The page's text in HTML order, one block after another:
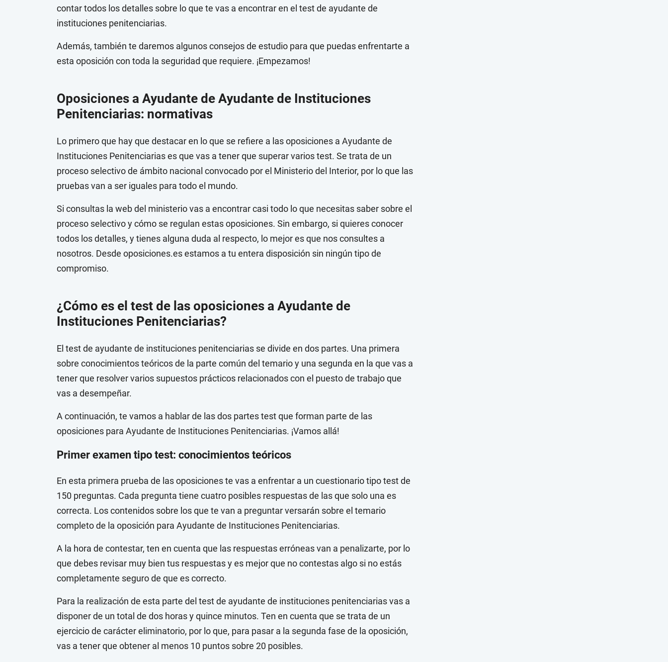
contar todos los detalles sobre lo que te vas a encontrar en el test de ayudante de
instituciones penitenciarias.
Además, también te daremos algunos consejos de estudio para que puedas enfrentarte a
esta oposición con toda la seguridad que requiere. ¡Empezamos!
Oposiciones a Ayudante de Ayudante de Instituciones
Penitenciarias: normativas
Lo primero que hay que destacar en lo que se refiere a las oposiciones a Ayudante de
Instituciones Penitenciarias es que vas a tener que superar varios test. Se trata de un
proceso selectivo de ámbito nacional convocado por el Ministerio del Interior, por lo que las
pruebas van a ser iguales para todo el mundo.
Si consultas la web del ministerio vas a encontrar casi todo lo que necesitas saber sobre el
proceso selectivo y cómo se regulan estas oposiciones. Sin embargo, si quieres conocer
todos los detalles, y tienes alguna duda al respecto, lo mejor es que nos consultes a
nosotros. Desde oposiciones.es estamos a tu entera disposición sin ningún tipo de
compromiso.
¿Cómo es el test de las oposiciones a Ayudante de
Instituciones Penitenciarias?
El test de ayudante de instituciones penitenciarias se divide en dos partes. Una primera
sobre conocimientos teóricos de la parte común del temario y una segunda en la que vas a
tener que resolver varios supuestos prácticos relacionados con el puesto de trabajo que
vas a desempeñar.
A continuación, te vamos a hablar de las dos partes test que forman parte de las
oposiciones para Ayudante de Instituciones Penitenciarias. ¡Vamos allá!
Primer examen tipo test: conocimientos teóricos
En esta primera prueba de las oposiciones te vas a enfrentar a un cuestionario tipo test de
150 preguntas. Cada pregunta tiene cuatro posibles respuestas de las que solo una es
correcta. Los contenidos sobre los que te van a preguntar versarán sobre el temario
completo de la oposición para Ayudante de Instituciones Penitenciarias.
A la hora de contestar, ten en cuenta que las respuestas erróneas van a penalizarte, por lo
que debes revisar muy bien tus respuestas y es mejor que no contestas algo si no estás
completamente seguro de que es correcto.
Para la realización de esta parte del test de ayudante de instituciones penitenciarias vas a
disponer de un total de dos horas y quince minutos. Ten en cuenta que se trata de un
ejercicio de carácter eliminatorio, por lo que, para pasar a la segunda fase de la oposición,
vas a tener que obtener al menos 10 puntos sobre 20 posibles.